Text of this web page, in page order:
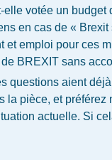
votée un budget
en cas de «
et emploi pour ces
BREXIT sans
questions aient
la pièce, et préférez
actuelle. Si